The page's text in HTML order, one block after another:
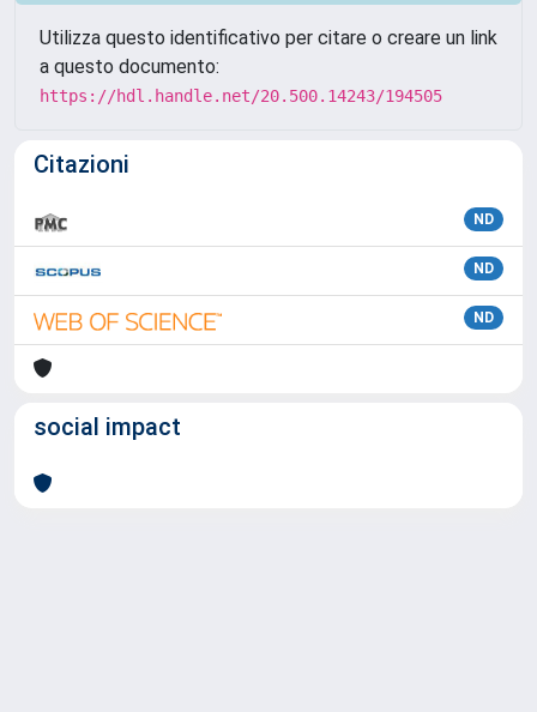
Utilizza questo identificativo per citare o creare un link
a questo documento:
https://hdl.handle.net/20.500.14243/194505
Citazioni
ND
ND
ND
social impact